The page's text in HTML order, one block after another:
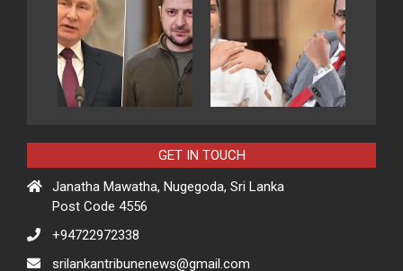
GET IN TOUCH
Janatha Mawatha, Nugegoda, Sri Lanka
Post Code 4556
+94722972338
srilankantribunenews@gmail.com